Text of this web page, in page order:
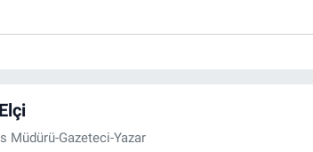
Müdürü-Gazeteci-Yazar